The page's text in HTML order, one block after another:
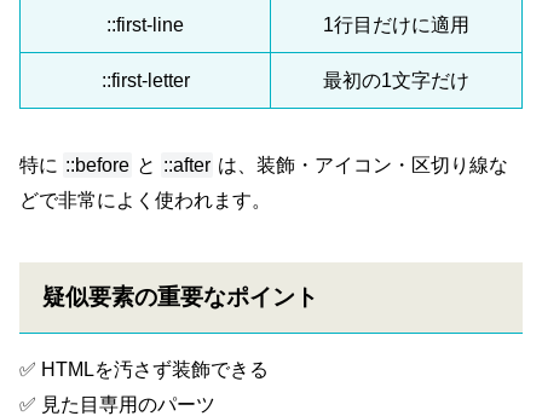
::first-line 1行目だけに適用
::first-letter 最初の1文字だけ
特に ::before と ::after は、装飾・アイコン・区切り線な
どで非常によく使われます。
疑似要素の重要なポイント
✅ HTMLを汚さず装飾できる
✅ 見た目専用のパーツ